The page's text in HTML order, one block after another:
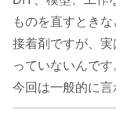
ものを直すとき
接着剤ですが、
っていないんです
今回は一般的に言